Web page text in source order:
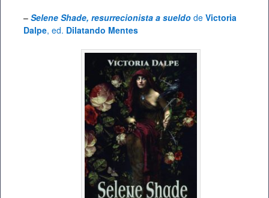
– Selene Shade, resurrecionista a sueldo de Victoria
Dalpe, ed. Dilatando Mentes